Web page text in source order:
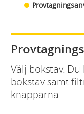
Välj bokstav.
bokstav samt
knapparna.